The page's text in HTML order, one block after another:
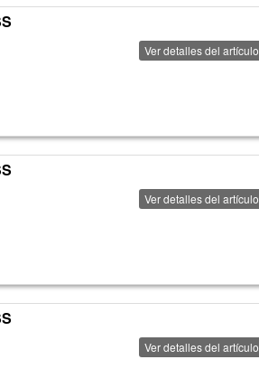
Ver detalles del artículo
Ver detalles del artículo
Ver detalles del artículo